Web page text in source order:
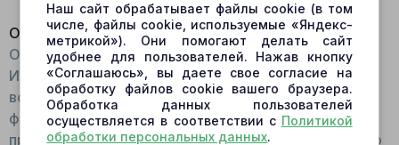
Описание:
Общий вид: Выполнена в форме спирали.
Изготавливается из пружинной стали, что дает ей
возможность возвращаться к первоначальной
форме вне зависимости от степени деформации в
процессе работы. Принцип работы: Расположена во
Наш сайт обрабатывает файлы cookie (в том
числе, файлы cookie, используемые «Яндекс-
метрикой»). Они помогают делать сайт
удобнее для пользователей. Нажав кнопку
«Соглашаюсь», вы даете свое согласие на
обработку файлов cookie вашего браузера.
Обработка данных пользователей
осуществляется в соответствии с Политикой
обработки персональных данных.